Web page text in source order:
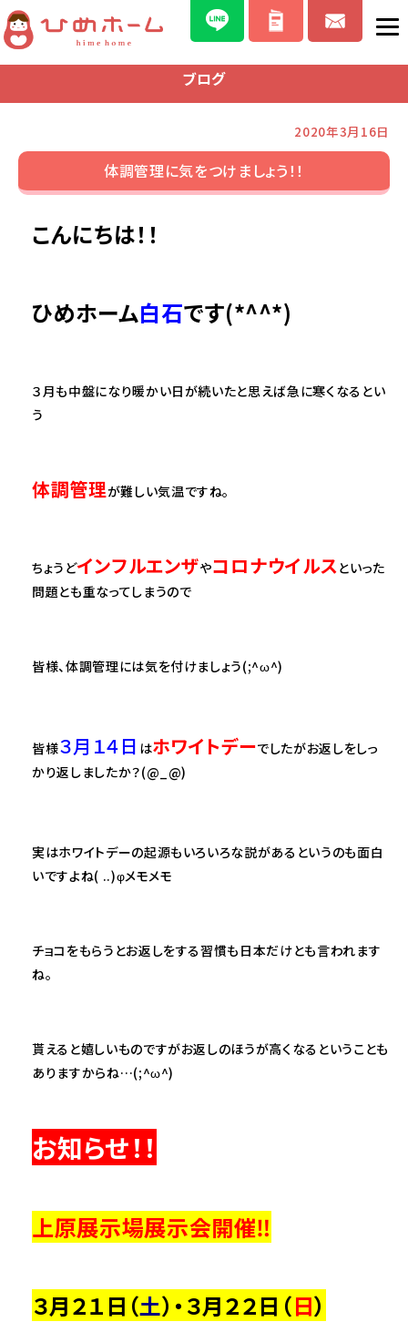
ブログ
2020年3月16日
体調管理に気をつけましょう！！
こんにちは！！
ひめホーム白石です(*^^*)
３月も中盤になり暖かい日が続いたと思えば急に寒くなるとい
う
体調管理が難しい気温ですね。
ちょうどインフルエンザやコロナウイルスといった
問題とも重なってしまうので
皆様、体調管理には気を付けましょう(;^ω^)
皆様３月１４日 はホワイトデーでしたがお返しをしっ
かり返しましたか？(@_@)
実はホワイトデーの起源もいろいろな説があるというのも面白
いですよね( ..)φメモメモ
チョコをもらうとお返しをする習慣も日本だけとも言われます
ね。
貰えると嬉しいものですがお返しのほうが高くなるということも
ありますからね…(;^ω^)
お知らせ！！
上原展示場展示会開催‼
３月２１日（土）・３月２２日（日）